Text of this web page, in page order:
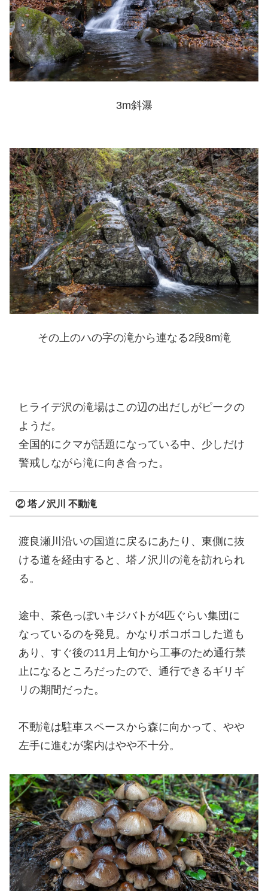
3m斜瀑
その上のハの字の滝から連なる2段8m滝
ヒライデ沢の滝場はこの辺の出だしがピークの
ようだ。
全国的にクマが話題になっている中、少しだけ
警戒しながら滝に向き合った。
② 塔ノ沢川 不動滝
渡良瀬川沿いの国道に戻るにあたり、東側に抜
ける道を経由すると、塔ノ沢川の滝を訪れられ
る。
途中、茶色っぽいキジバトが4匹ぐらい集団に
なっているのを発見。かなりボコボコした道も
あり、すぐ後の11月上旬から工事のため通行禁
止になるところだったので、通行できるギリギ
リの期間だった。
不動滝は駐車スペースから森に向かって、やや
左手に進むが案内はやや不十分。